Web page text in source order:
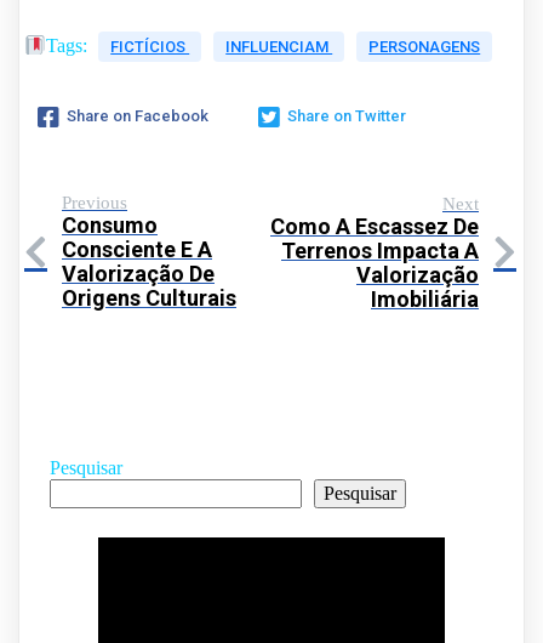
Tags: FICTÍCIOS INFLUENCIAM PERSONAGENS
Share on Facebook Share on Twitter
Previous
Consumo
Consciente E A
Valorização De
Origens Culturais
Next
Como A Escassez De
Terrenos Impacta A
Valorização
Imobiliária
Pesquisar
Pesquisar